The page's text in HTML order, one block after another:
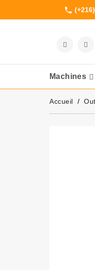
phone
Machines
Accueil